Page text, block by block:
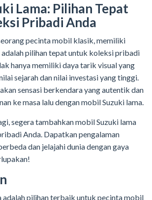
Lama: Pilihan Tepat
Pribadi Anda
pecinta mobil klasik, memiliki
pilihan tepat untuk koleksi pribadi
hanya memiliki daya tarik visual yang
sejarah dan nilai investasi yang tinggi.
sensasi berkendara yang autentik dan
ke masa lalu dengan mobil Suzuki lama.
segera tambahkan mobil Suzuki lama
Anda. Dapatkan pengalaman
dan jelajahi dunia dengan gaya
adalah pilihan terbaik untuk pecinta mobil